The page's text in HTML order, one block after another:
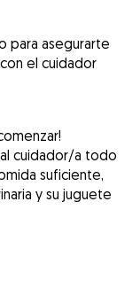
para asegurarte
el cuidador
cuidador/a todo
suficiente,
y su juguete